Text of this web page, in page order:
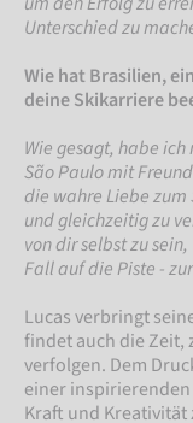
Unterschied zu
Wie hat Brasilien,
deine Skikarriere
Wie gesagt, habe
São Paulo mit
die wahre Liebe
und gleichzeitig zu
von dir selbst zu
Fall auf die Piste -
Lucas verbringt
findet auch die Zeit,
verfolgen. Dem
einer
Kraft und Kreativität